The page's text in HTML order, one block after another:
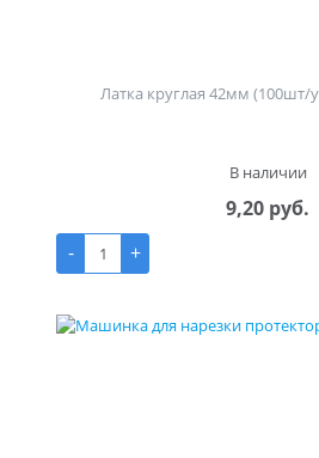
Латка круглая 42мм (100шт/
В наличии
9,20 руб.
-
+